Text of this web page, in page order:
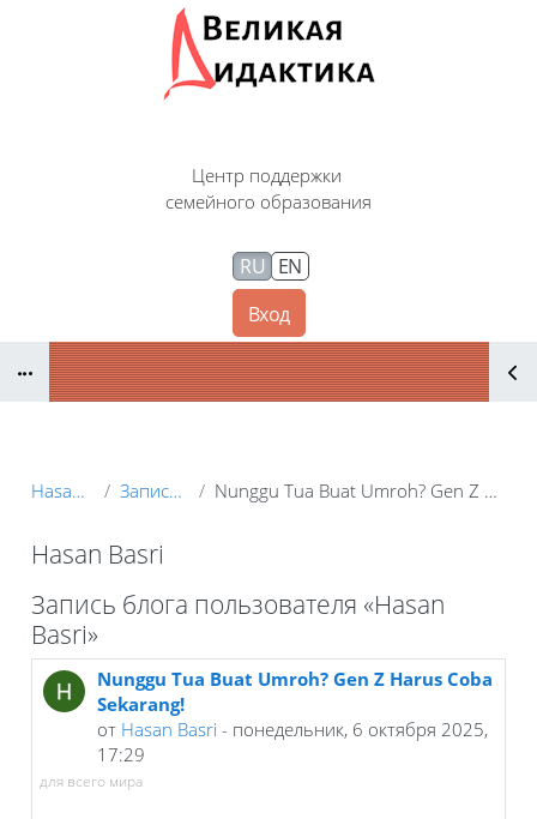
Перейти к основному содержанию
Центр поддержки
семейного образования
Вход
RU EN
Hasan Basri Записи блога Nunggu Tua Buat Umroh? Gen Z Harus Coba Sekarang!
Hasan Basri
Блоки
Запись блога пользователя «Hasan
Basri»
Nunggu Tua Buat Umroh? Gen Z Harus Coba
Sekarang!
от Hasan Basri - понедельник, 6 октября 2025,
17:29
для всего мира